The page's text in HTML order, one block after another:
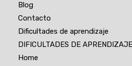
Blog
Contacto
Dificultades de aprendizaje
DIFICULTADES DE APRENDIZAJE
Home